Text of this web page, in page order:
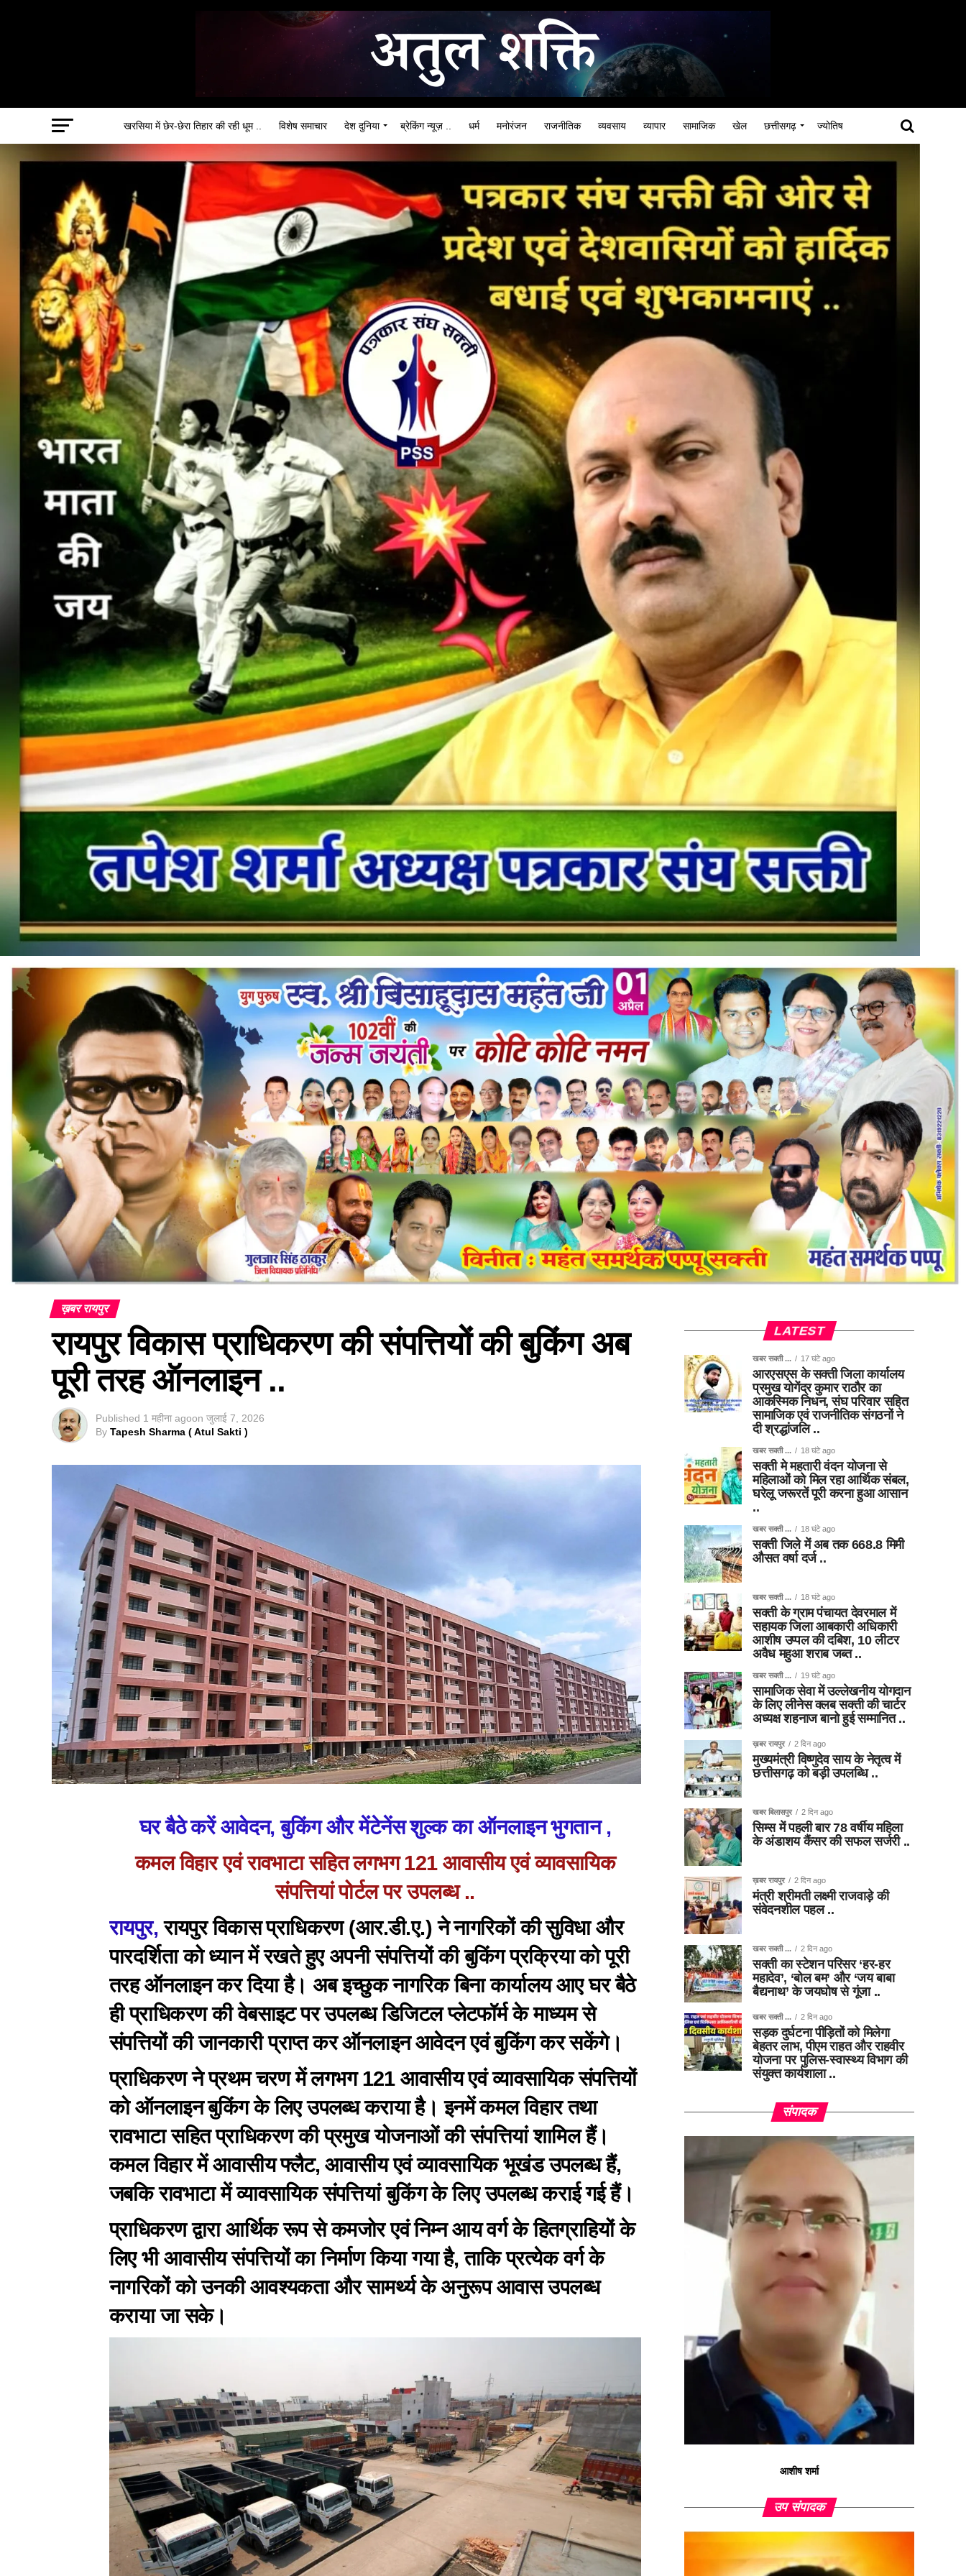
खरसिया में छेर-छेरा तिहार की रही धूम .. विशेष समाचार देश दुनिया ब्रेकिंग न्यूज़ .. धर्म मनोरंजन राजनीतिक व्यवसाय व्यापार सामाजिक खेल छत्तीसगढ़ ज्योतिष
ख़बर रायपुर
रायपुर विकास प्राधिकरण की संपत्तियों की बुकिंग अब
पूरी तरह ऑनलाइन ..
Published 1 महीना agoon जुलाई 7, 2026
By Tapesh Sharma ( Atul Sakti )
घर बैठे करें आवेदन, बुकिंग और मेंटेनेंस शुल्क का ऑनलाइन भुगतान ,
कमल विहार एवं रावभाटा सहित लगभग 121 आवासीय एवं व्यावसायिक
संपत्तियां पोर्टल पर उपलब्ध ..
रायपुर,रायपुर विकास प्राधिकरण (आर.डी.ए.) ने नागरिकों की सुविधा और
पारदर्शिता को ध्यान में रखते हुए अपनी संपत्तियों की बुकिंग प्रक्रिया को पूरी
तरह ऑनलाइन कर दिया है। अब इच्छुक नागरिक बिना कार्यालय आए घर बैठे
ही प्राधिकरण की वेबसाइट पर उपलब्ध डिजिटल प्लेटफॉर्म के माध्यम से
संपत्तियों की जानकारी प्राप्त कर ऑनलाइन आवेदन एवं बुकिंग कर सकेंगे।
प्राधिकरण ने प्रथम चरण में लगभग 121 आवासीय एवं व्यावसायिक संपत्तियों
को ऑनलाइन बुकिंग के लिए उपलब्ध कराया है। इनमें कमल विहार तथा
रावभाटा सहित प्राधिकरण की प्रमुख योजनाओं की संपत्तियां शामिल हैं।
कमल विहार में आवासीय फ्लैट, आवासीय एवं व्यावसायिक भूखंड उपलब्ध हैं,
जबकि रावभाटा में व्यावसायिक संपत्तियां बुकिंग के लिए उपलब्ध कराई गई हैं।
प्राधिकरण द्वारा आर्थिक रूप से कमजोर एवं निम्न आय वर्ग के हितग्राहियों के
लिए भी आवासीय संपत्तियों का निर्माण किया गया है, ताकि प्रत्येक वर्ग के
नागरिकों को उनकी आवश्यकता और सामर्थ्य के अनुरूप आवास उपलब्ध
कराया जा सके।
LATEST
खबर सक्ती ... 17 घंटे ago
आरएसएस के सक्ती जिला कार्यालय
प्रमुख योगेंद्र कुमार राठौर का
आकस्मिक निधन, संघ परिवार सहित
सामाजिक एवं राजनीतिक संगठनों ने
दी श्रद्धांजलि ..
खबर सक्ती ... 18 घंटे ago
सक्ती मे महतारी वंदन योजना से
महिलाओं को मिल रहा आर्थिक संबल,
घरेलू जरूरतें पूरी करना हुआ आसान
..
खबर सक्ती ... 18 घंटे ago
सक्ती जिले में अब तक 668.8 मिमी
औसत वर्षा दर्ज ..
खबर सक्ती ... 18 घंटे ago
सक्ती के ग्राम पंचायत देवरमाल में
सहायक जिला आबकारी अधिकारी
आशीष उप्पल की दबिश, 10 लीटर
अवैध महुआ शराब जब्त ..
खबर सक्ती ... 19 घंटे ago
सामाजिक सेवा में उल्लेखनीय योगदान
के लिए लीनेस क्लब सक्ती की चार्टर
अध्यक्ष शहनाज बानो हुई सम्मानित ..
ख़बर रायपुर 2 दिन ago
मुख्यमंत्री विष्णुदेव साय के नेतृत्व में
छत्तीसगढ़ को बड़ी उपलब्धि ..
खबर बिलासपुर 2 दिन ago
सिम्स में पहली बार 78 वर्षीय महिला
के अंडाशय कैंसर की सफल सर्जरी ..
ख़बर रायपुर 2 दिन ago
मंत्री श्रीमती लक्ष्मी राजवाड़े की
संवेदनशील पहल ..
खबर सक्ती ... 2 दिन ago
सक्ती का स्टेशन परिसर ‘हर-हर
महादेव’, ‘बोल बम’ और ‘जय बाबा
बैद्यनाथ’ के जयघोष से गूंजा ..
खबर सक्ती ... 2 दिन ago
सड़क दुर्घटना पीड़ितों को मिलेगा
बेहतर लाभ, पीएम राहत और राहवीर
योजना पर पुलिस-स्वास्थ्य विभाग की
संयुक्त कार्यशाला ..
संपादक
आशीष शर्मा
उप संपादक